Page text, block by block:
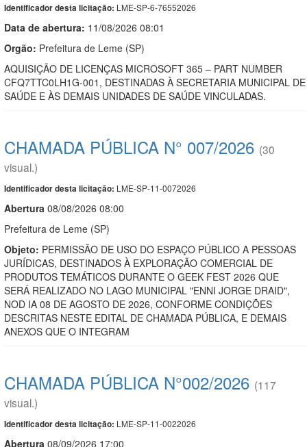
Identificador desta licitação: LME-SP-6-76552026
Data de abertura: 11/08/2026 08:01
Orgão: Prefeitura de Leme (SP)
AQUISIÇÃO DE LICENÇAS MICROSOFT 365 – PART NUMBER
CFQ7TTC0LH1G-001, DESTINADAS À SECRETARIA MUNICIPAL DE
SAÚDE E ÀS DEMAIS UNIDADES DE SAÚDE VINCULADAS.
CHAMADA PÚBLICA N° 007/2026 (30
visual.)
Identificador desta licitação: LME-SP-11-0072026
Abertura 08/08/2026 08:00
Prefeitura de Leme (SP)
Objeto: PERMISSÃO DE USO DO ESPAÇO PÚBLICO A PESSOAS
JURÍDICAS, DESTINADOS À EXPLORAÇÃO COMERCIAL DE
PRODUTOS TEMÁTICOS DURANTE O GEEK FEST 2026 QUE
SERÁ REALIZADO NO LAGO MUNICIPAL "ENNI JORGE DRAID",
NOD IA 08 DE AGOSTO DE 2026, CONFORME CONDIÇÕES
DESCRITAS NESTE EDITAL DE CHAMADA PÚBLICA, E DEMAIS
ANEXOS QUE O INTEGRAM
CHAMADA PÚBLICA N°002/2026 (117
visual.)
Identificador desta licitação: LME-SP-11-0022026
Abertura 08/09/2026 17:00